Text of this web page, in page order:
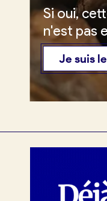
Si oui,
n'est pas
Je suis